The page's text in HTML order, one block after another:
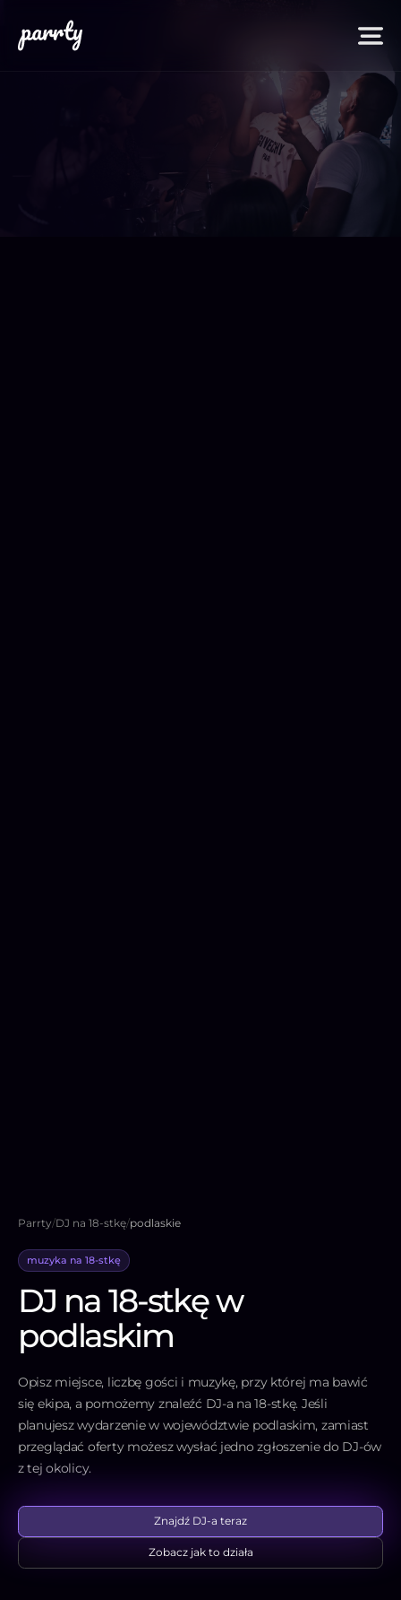
Parrty/DJ na 18-stkę/podlaskie
muzyka na 18-stkę
DJ na 18-stkę w
podlaskim
Opisz miejsce, liczbę gości i muzykę, przy której ma bawić
się ekipa, a pomożemy znaleźć DJ-a na 18-stkę. Jeśli
planujesz wydarzenie w województwie podlaskim, zamiast
przeglądać oferty możesz wysłać jedno zgłoszenie do DJ-ów
z tej okolicy.
Znajdź DJ-a teraz
Zobacz jak to działa